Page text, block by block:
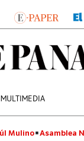
MULTIMEDIA
Mulino Asamblea